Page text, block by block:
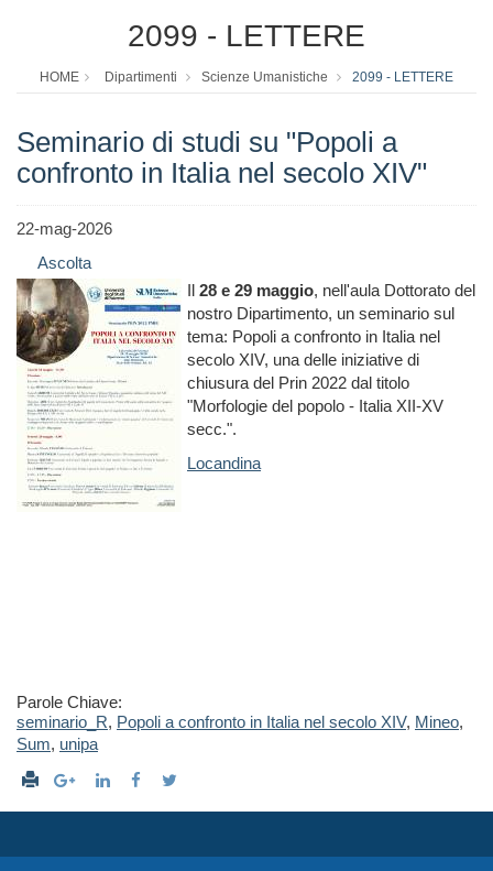
2099 - LETTERE
HOME Dipartimenti Scienze Umanistiche 2099 - LETTERE
Seminario di studi su "Popoli a
confronto in Italia nel secolo XIV"
22-mag-2026
Ascolta
Il 28 e 29 maggio, nell'aula Dottorato del
nostro Dipartimento, un seminario sul
tema: Popoli a confronto in Italia nel
secolo XIV, una delle iniziative di
chiusura del Prin 2022 dal titolo
"Morfologie del popolo - Italia XII-XV
secc.".
Locandina
Parole Chiave:
seminario_R, Popoli a confronto in Italia nel secolo XIV, Mineo,
Sum, unipa